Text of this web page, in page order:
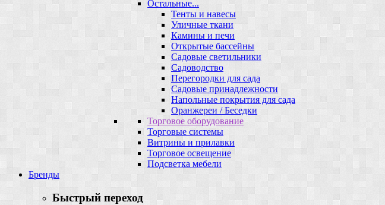
Остальные...
Тенты и навесы
Уличные ткани
Камины и печи
Открытые бассейны
Садовые светильники
Садоводство
Перегородки для сада
Садовые принадлежности
Напольные покрытия для сада
Оранжереи / Беседки
Торговое оборудование
Торговые системы
Витрины и прилавки
Торговое освещение
Подсветка мебели
Бренды
Быстрый переход